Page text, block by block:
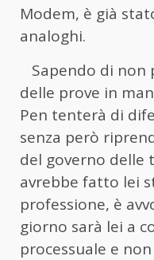
Modem, è già
analoghi.
Sapendo di
delle prove in
Pen tenterà di
senza però
del governo delle
avrebbe fatto lei
professione, è
giorno sarà lei a
processuale e